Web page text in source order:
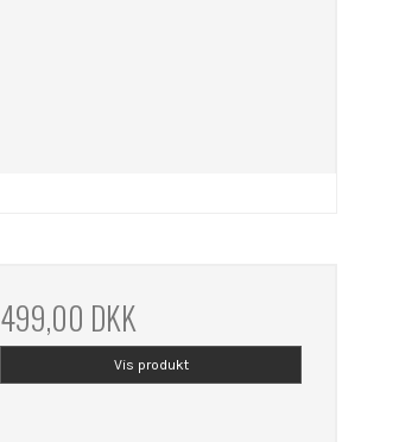
499,00 DKK
Vis produkt